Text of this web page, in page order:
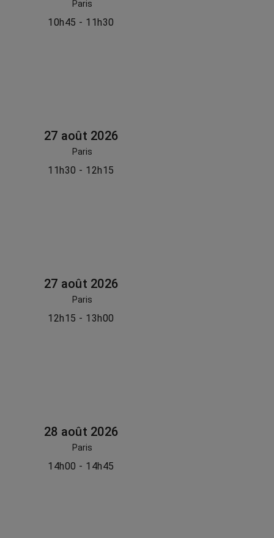
Paris
10h45 - 11h30
27 août 2026
Paris
11h30 - 12h15
27 août 2026
Paris
12h15 - 13h00
28 août 2026
Paris
14h00 - 14h45